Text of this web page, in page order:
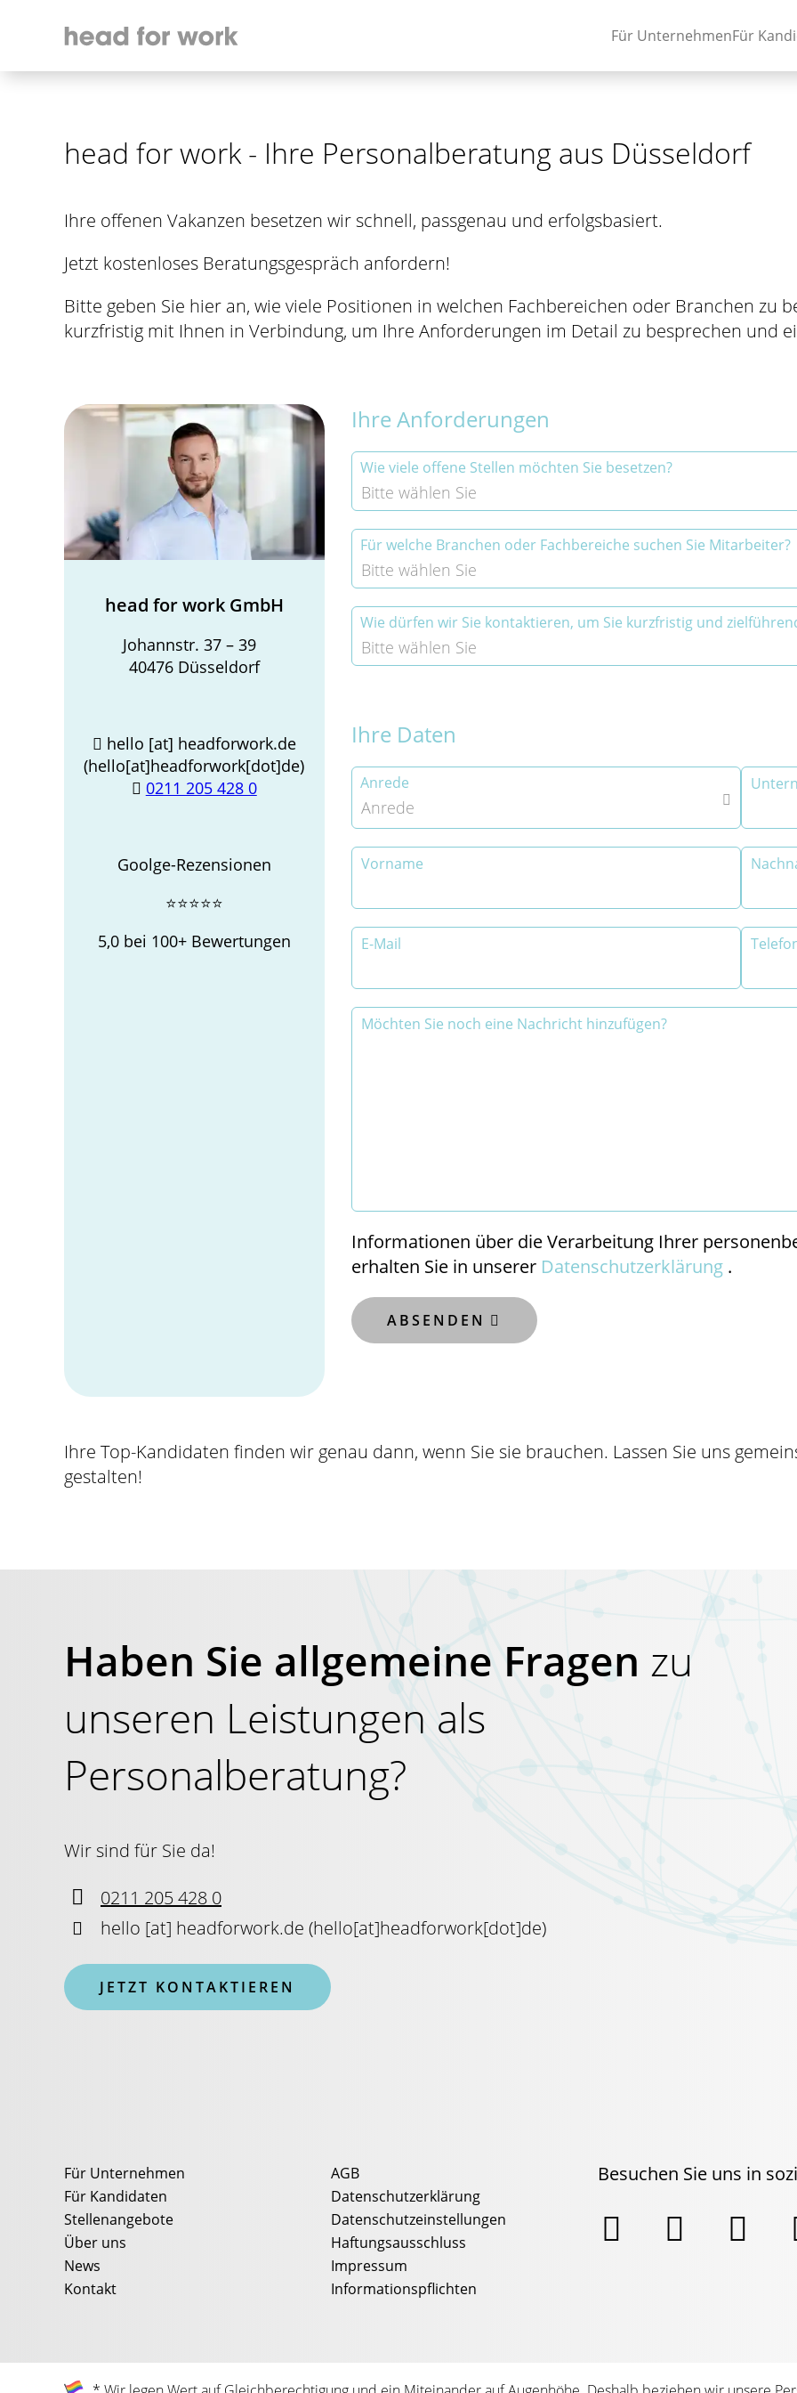
Für UnternehmenFür
head for work - Ihre Personalberatung aus Düsseldorf
Ihre offenen Vakanzen besetzen wir schnell, passgenau und erfolgsbasiert.
Jetzt kostenloses Beratungsgespräch anfordern!
Bitte geben Sie hier an, wie viele Positionen in welchen Fachbereichen oder Branchen zu
kurzfristig mit Ihnen in Verbindung, um Ihre Anforderungen im Detail zu besprechen und
head for work GmbH
Johannstr. 37 – 39
40476 Düsseldorf
 hello [at] headforwork.de
(hello[at]headforwork[dot]de)
 0211 205 428 0
Goolge-Rezensionen
⭐⭐⭐⭐⭐
5,0 bei 100+ Bewertungen
Ihre Anforderungen
Wie viele offene Stellen möchten Sie besetzen?
Bitte wählen Sie
Für welche Branchen oder Fachbereiche suchen Sie Mitarbeiter?
Bitte wählen Sie
Wie dürfen wir Sie kontaktieren, um Sie kurzfristig und
Bitte wählen Sie
Ihre Daten
Anrede
Anrede 
Vorname
E-Mail
Möchten Sie noch eine Nachricht hinzufügen?
Informationen über die Verarbeitung Ihrer
erhalten Sie in unserer Datenschutzerklärung.
ABSENDEN 
Ihre Top-Kandidaten finden wir genau dann, wenn Sie sie brauchen. Lassen Sie uns
gestalten!
Haben Sie allgemeine Fragen zu
unseren Leistungen als
Personalberatung?
Wir sind für Sie da!

0211 205 428 0

hello [at] headforwork.de (hello[at]headforwork[dot]de)
JETZT KONTAKTIEREN
Für Unternehmen
Für Kandidaten
Stellenangebote
Über uns
News
Kontakt
AGB
Datenschutzerklärung
Datenschutzeinstellungen
Haftungsausschluss
Impressum
Informationspflichten
Besuchen Sie uns in
  